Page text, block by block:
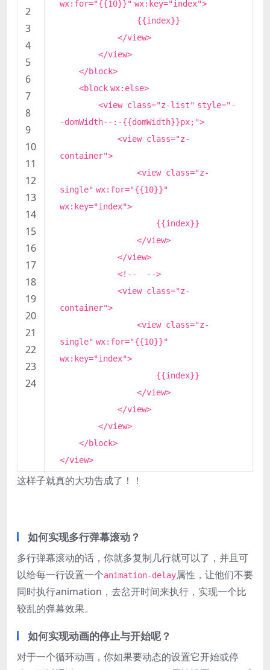
2
3
4
5
6
7
8
9
10
11
12
13
14
15
16
17
18
19
20
21
22
23
24
wx:for="{{10}}" wx:key="index">
{{index}}
</view>
</view>
</block>
<block wx:else>
<view class="z-list" style="-
-domWidth--:-{{domWidth}}px;">
<view class="z-
container">
<view class="z-
single" wx:for="{{10}}"
wx:key="index">
{{index}}
</view>
</view>
<!-- -->
<view class="z-
container">
<view class="z-
single" wx:for="{{10}}"
wx:key="index">
{{index}}
</view>
</view>
</view>
</block>
</view>
这样子就真的大功告成了！！
如何实现多行弹幕滚动？
多行弹幕滚动的话，你就多复制几行就可以了，并且可
以给每一行设置一个animation-delay属性，让他们不要
同时执行animation，去岔开时间来执行，实现一个比
较乱的弹幕效果。
如何实现动画的停止与开始呢？
对于一个循环动画，你如果要动态的设置它开始或停